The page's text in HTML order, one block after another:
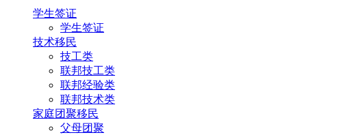
学生签证
学生签证
技术移民
技工类
联邦技工类
联邦经验类
联邦技术类
家庭团聚移民
父母团聚